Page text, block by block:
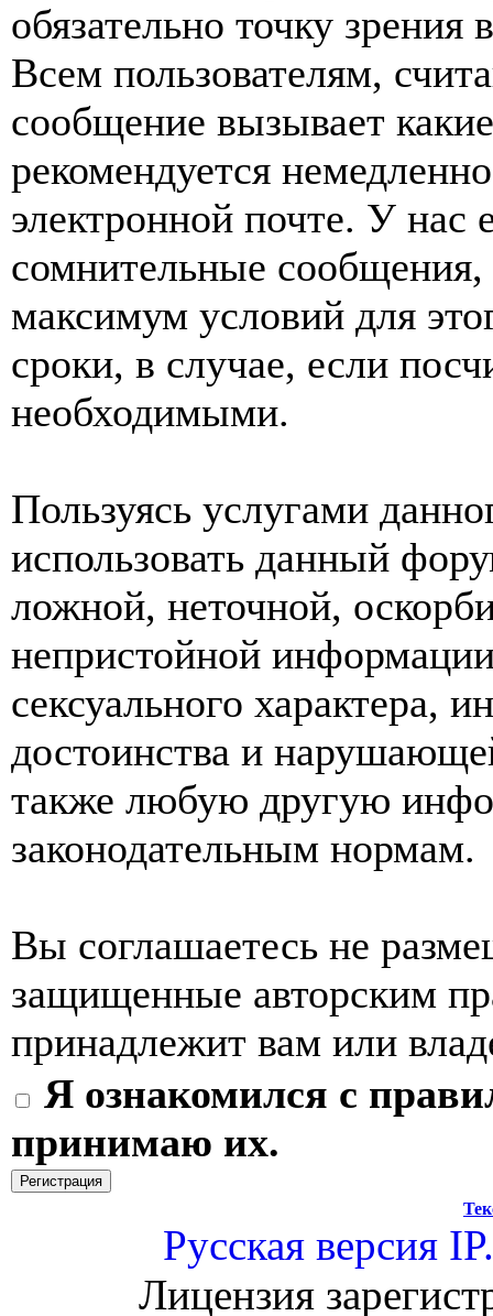
обязательно точку
Всем пользователям,
сообщение вызывает
рекомендуется
электронной почте. У нас
сомнительные
максимум условий для
сроки, в случае, если
необходимыми.
Пользуясь услугами
использовать данный
ложной, неточной,
непристойной
сексуального характера,
достоинства и
также любую другую
законодательным нормам.
Вы соглашаетесь не
защищенные авторским
принадлежит вам или
Я ознакомился с
принимаю их.
Русская версия
Лицензия